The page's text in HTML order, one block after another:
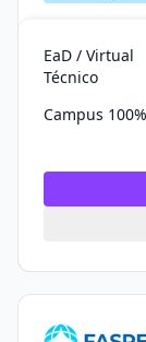
EaD / Virtual
Técnico
Campus